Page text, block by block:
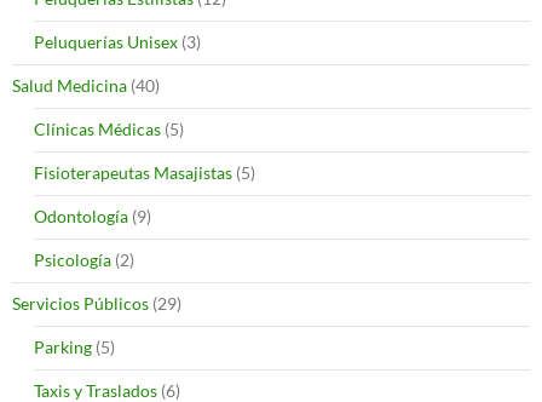
Peluquerías Unisex (3)
Salud Medicina (40)
Clínicas Médicas (5)
Fisioterapeutas Masajistas (5)
Odontología (9)
Psicología (2)
Servicios Públicos (29)
Parking (5)
Taxis y Traslados (6)